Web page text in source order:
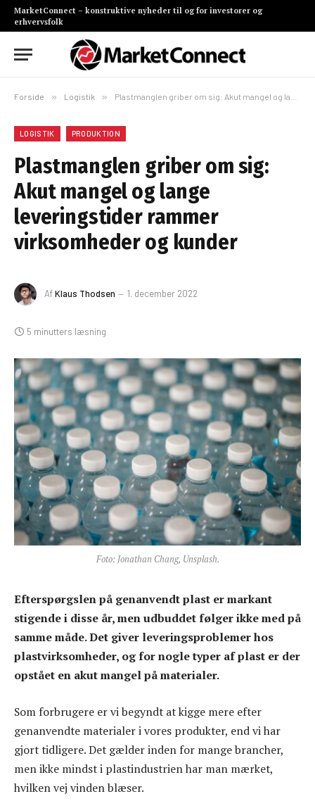
MarketConnect – konstruktive nyheder til og for investorer og
erhvervsfolk
Forside » Logistik » Plastmanglen griber om sig: Akut mangel og lange leveringstider rammer virksomheder og kunder
LOGISTIK PRODUKTION
Plastmanglen griber om sig:
Akut mangel og lange
leveringstider rammer
virksomheder og kunder
AfKlaus Thodsen 1. december 2022
5 minutters læsning
Foto: Jonathan Chang, Unsplash.
Efterspørgslen på genanvendt plast er markant
stigende i disse år, men udbuddet følger ikke med på
samme måde. Det giver leveringsproblemer hos
plastvirksomheder, og for nogle typer af plast er der
opstået en akut mangel på materialer.
Som forbrugere er vi begyndt at kigge mere efter
genanvendte materialer i vores produkter, end vi har
gjort tidligere. Det gælder inden for mange brancher,
men ikke mindst i plastindustrien har man mærket,
hvilken vej vinden blæser.